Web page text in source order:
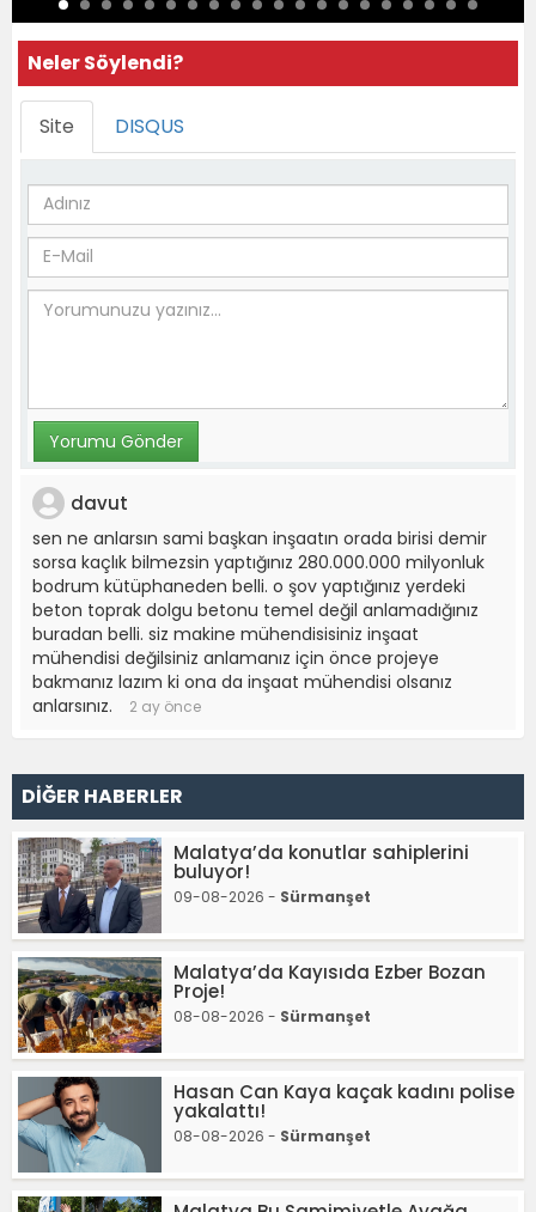
Neler Söylendi?
Site DISQUS
davut
sen ne anlarsın sami başkan inşaatın orada birisi demir
sorsa kaçlık bilmezsin yaptığınız 280.000.000 milyonluk
bodrum kütüphaneden belli. o şov yaptığınız yerdeki
beton toprak dolgu betonu temel değil anlamadığınız
buradan belli. siz makine mühendisisiniz inşaat
mühendisi değilsiniz anlamanız için önce projeye
bakmanız lazım ki ona da inşaat mühendisi olsanız
anlarsınız.
2 ay önce
DİĞER HABERLER
Malatya’da konutlar sahiplerini
buluyor!
09-08-2026 - Sürmanşet
Malatya’da Kayısıda Ezber Bozan
Proje!
08-08-2026 - Sürmanşet
Hasan Can Kaya kaçak kadını polise
yakalattı!
08-08-2026 - Sürmanşet